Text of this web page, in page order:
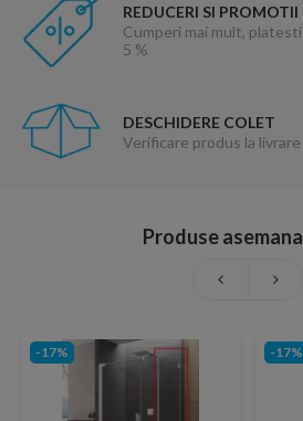
REDUCERI SI PROMOTII
Cumperi mai mult,
5 %
DESCHIDERE COLET
Verificare produs la
Produse
-17% -17%